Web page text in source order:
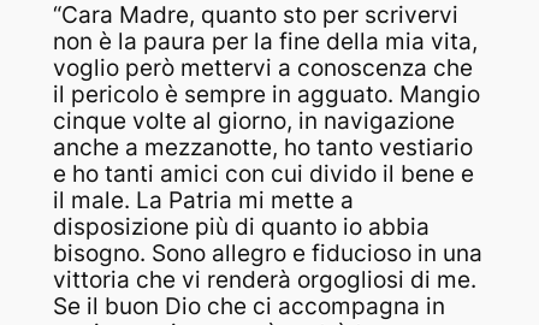
“Cara Madre, quanto sto per scrivervi
non è la paura per la fine della mia vita,
voglio però mettervi a conoscenza che
il pericolo è sempre in agguato. Mangio
cinque volte al giorno, in navigazione
anche a mezzanotte, ho tanto vestiario
e ho tanti amici con cui divido il bene e
il male. La Patria mi mette a
disposizione più di quanto io abbia
bisogno. Sono allegro e fiducioso in una
vittoria che vi renderà orgogliosi di me.
Se il buon Dio che ci accompagna in